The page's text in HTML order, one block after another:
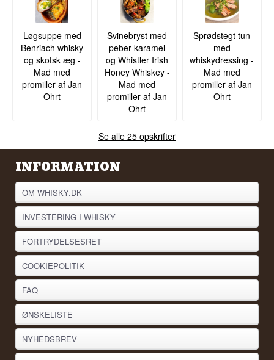
Løgsuppe med
Benriach whisky
og skotsk æg -
Mad med
promiller af Jan
Ohrt
Svinebryst med
peber-karamel
og Whistler Irish
Honey Whiskey -
Mad med
promiller af Jan
Ohrt
Sprødstegt tun
med
whiskydressing -
Mad med
promiller af Jan
Ohrt
Se alle 25 opskrifter
INFORMATION
OM WHISKY.DK
INVESTERING I WHISKY
FORTRYDELSESRET
COOKIEPOLITIK
FAQ
ØNSKELISTE
NYHEDSBREV